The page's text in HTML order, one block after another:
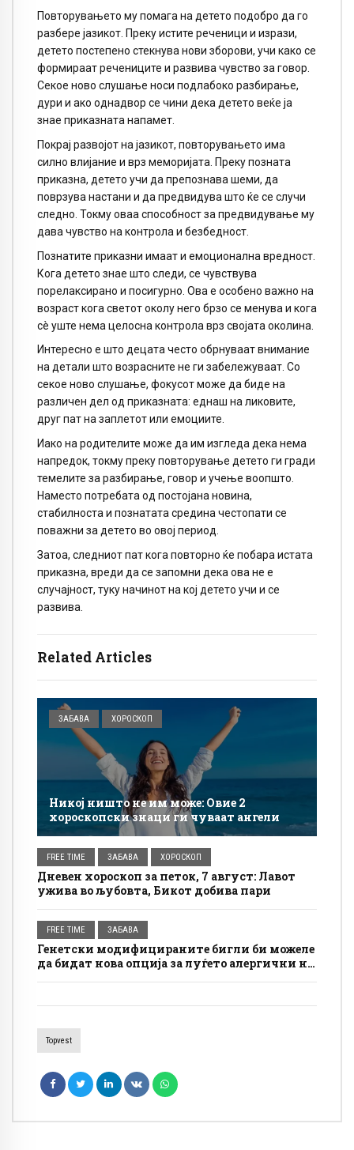
Related Articles
ЗАБАВА ХОРОСКОП
Никој ништо не им може: Овие 2
хороскопски знаци ги чуваат ангели
FREE TIME ЗАБАВА ХОРОСКОП
Дневен хороскоп за петок, 7 август: Лавот
ужива во љубовта, Бикот добива пари
FREE TIME ЗАБАВА
Генетски модифицираните бигли би можеле
да бидат нова опција за луѓето алергични на
Повторувањето му помага на детето подобро да го
разбере јазикот. Преку истите реченици и изрази,
детето постепено стекнува нови зборови, учи како се
формираат речениците и развива чувство за говор.
Секое ново слушање носи подлабоко разбирање,
дури и ако однадвор се чини дека детето веќе ја
знае приказната напамет.
Покрај развојот на јазикот, повторувањето има
силно влијание и врз меморијата. Преку позната
приказна, детето учи да препознава шеми, да
поврзува настани и да предвидува што ќе се случи
следно. Токму оваа способност за предвидување му
дава чувство на контрола и безбедност.
Познатите приказни имаат и емоционална вредност.
Кога детето знае што следи, се чувствува
порелаксирано и посигурно. Ова е особено важно на
возраст кога светот околу него брзо се менува и кога
сè уште нема целосна контрола врз својата околина.
Интересно е што децата често обрнуваат внимание
на детали што возрасните не ги забележуваат. Со
секое ново слушање, фокусот може да биде на
различен дел од приказната: еднаш на ликовите,
друг пат на заплетот или емоциите.
Иако на родителите може да им изгледа дека нема
напредок, токму преку повторување детето ги гради
темелите за разбирање, говор и учење воопшто.
Наместо потребата од постојана новина,
стабилноста и познатата средина честопати се
поважни за детето во овој период.
Затоа, следниот пат кога повторно ќе побара истата
приказна, вреди да се запомни дека ова не е
случајност, туку начинот на кој детето учи и се
развива.
Topvest